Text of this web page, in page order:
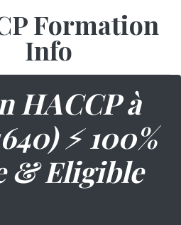
Formation
Info
HACCP à
⚡ 100%
& Eligible